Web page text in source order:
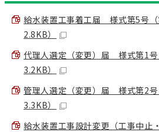
給水装置工事着工届 様式第5号
2.8KB）
代理人選定（変更）届 様式第1号
3.2KB）
管理人選定（変更）届 様式第2号
3.3KB）
給水装置工事設計変更（工事中